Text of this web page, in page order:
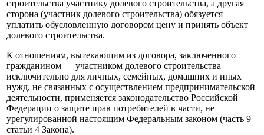
строительства участнику долевого строительства, а другая
сторона (участник долевого строительства) обязуется
уплатить обусловленную договором цену и принять объект
долевого строительства.
К отношениям, вытекающим из договора, заключенного
гражданином — участником долевого строительства
исключительно для личных, семейных, домашних и иных
нужд, не связанных с осуществлением предпринимательской
деятельности, применяется законодательство Российской
Федерации о защите прав потребителей в части, не
урегулированной настоящим Федеральным законом (часть 9
статьи 4 Закона).